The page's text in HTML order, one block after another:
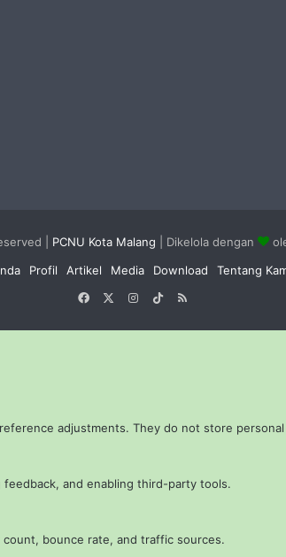
| PCNU Kota Malang | Dikelola dengan
Profil Artikel Media Download
Tentang
FacebookInstagram
TikTok
adjustments. They do not store personal
and enabling third-party tools.
bounce rate, and traffic sources.